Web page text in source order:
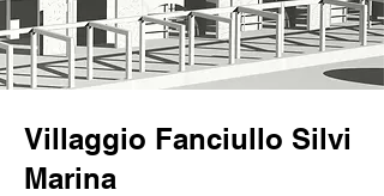
Villaggio Fanciullo Silvi
Marina